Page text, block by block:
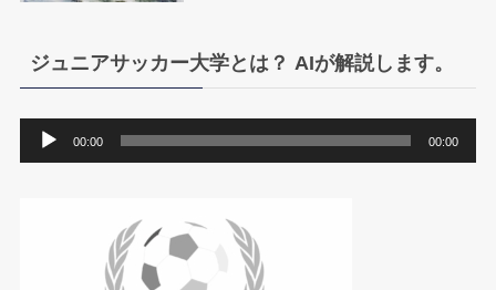
ジュニアサッカー大学とは？ AIが解説します。
声
00:00 00:00